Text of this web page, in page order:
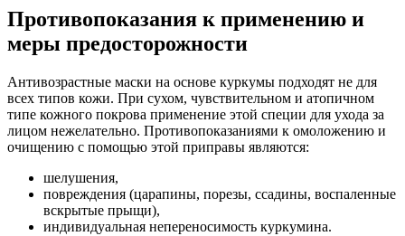
Противопоказания к применению и
меры предосторожности
Антивозрастные маски на основе куркумы подходят не для
всех типов кожи. При сухом, чувствительном и атопичном
типе кожного покрова применение этой специи для ухода за
лицом нежелательно. Противопоказаниями к омоложению и
очищению с помощью этой приправы являются:
шелушения,
повреждения (царапины, порезы, ссадины, воспаленные
вскрытые прыщи),
индивидуальная непереносимость куркумина.